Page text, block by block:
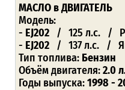
МАСЛО в ДВИГАТЕЛЬ
Модель:
- EJ202 / 125 л.с. /
- EJ202 / 137 л.с. /
Тип топлива: Бензин
Объём двигателя:2.0
Годы выпуска:1998 -